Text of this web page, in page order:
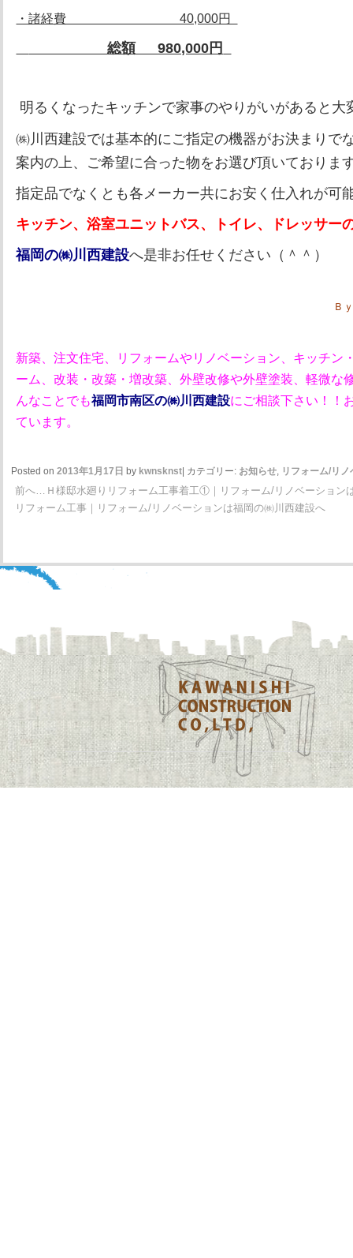
・諸経費 40,000円
総額 980,000円
明るくなったキッチンで家事のやりがいがあると大
㈱川西建設では基本的にご指定の機器がお決まりで
案内の上、ご希望に合った物をお選び頂いておりま
指定品でなくとも各メーカー共にお安く仕入れが可
キッチン、浴室ユニットバス、トイレ、ドレッサー
福岡の㈱川西建設へ是非お任せください（＾＾）
Ｂ
新築、注文住宅、 リフォームやリノベーション
キッチン
ーム
、改装・改築・増改築、外壁改修や外壁塗装、軽微な
んなことでも福岡市南区の㈱川西建設にご相談下さい！！
ています。
Posted on 2013年1月17日 by kwnsknst カテゴリー: お知らせ, リフォーム/リ
前へ…Ｈ様邸水廻りリフォーム工事着工①｜リフォーム/リノベーション
リフォーム工事｜リフォーム/リノベーションは福岡の㈱川西建設へ